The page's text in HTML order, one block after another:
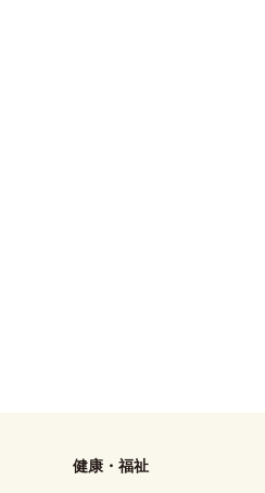
健康・福祉